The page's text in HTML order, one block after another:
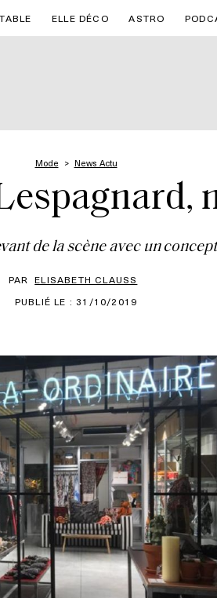
ELLE DÉCO ASTRO
Mode News Actu
de la scène avec un
PAR ELISABETH CLAUSS
PUBLIÉ LE : 31/10/2019